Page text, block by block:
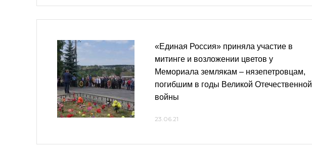
«Единая Россия» приняла участие в
митинге и возложении цветов у
Мемориала землякам – нязепетровцам,
погибшим в годы Великой Отечественной
войны
23.06.21